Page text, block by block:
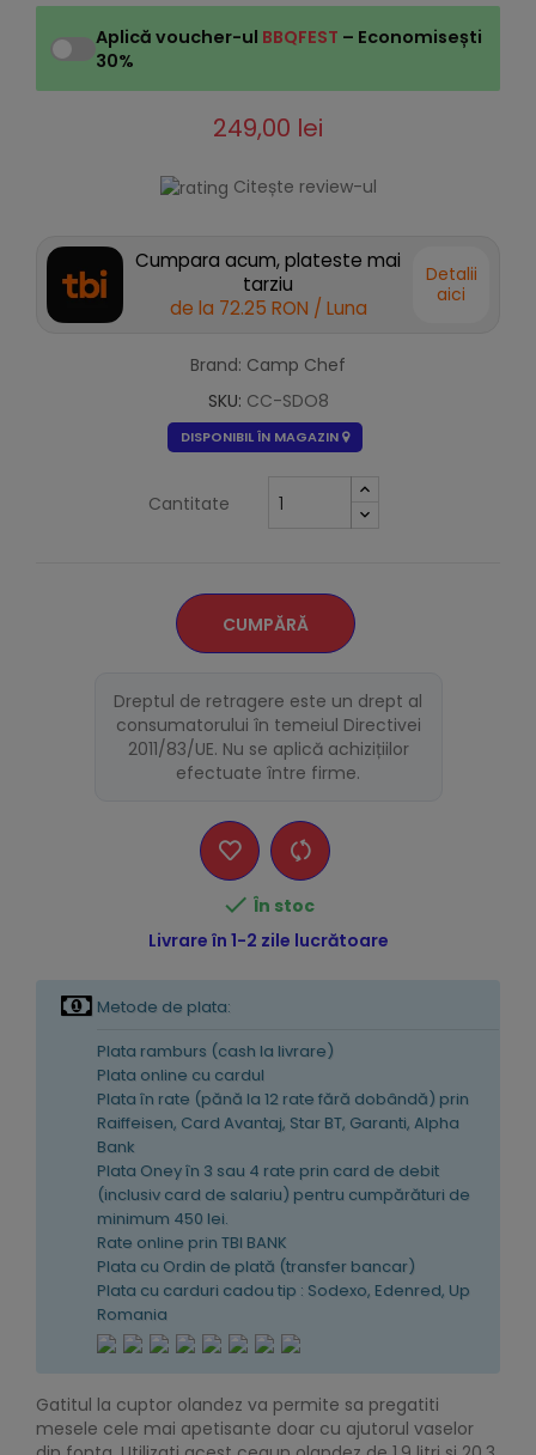
Aplică voucher-ul BBQFEST – Economisești
30%
249,00 lei
Citește review-ul
Cumpara acum, plateste mai
tarziu
de la 72.25 RON / Luna
Detalii
aici
Brand: Camp Chef
SKU: CC-SDO8
DISPONIBIL ÎN MAGAZIN
Cantitate
CUMPĂRĂ
Dreptul de retragere este un drept al
consumatorului în temeiul Directivei
2011/83/UE. Nu se aplică achizițiilor
efectuate între firme.
 În stoc
Livrare în 1-2 zile lucrătoare
Metode de plata:
Plata ramburs (cash la livrare)
Plata online cu cardul
Plata în rate (pănă la 12 rate fără dobândă) prin
Raiffeisen, Card Avantaj, Star BT, Garanti, Alpha
Bank
Plata Oney în 3 sau 4 rate prin card de debit
(inclusiv card de salariu) pentru cumpărături de
minimum 450 lei.
Rate online prin TBI BANK
Plata cu Ordin de plată (transfer bancar)
Plata cu carduri cadou tip : Sodexo, Edenred, Up
Romania
Gatitul la cuptor olandez va permite sa pregatiti
mesele cele mai apetisante doar cu ajutorul vaselor